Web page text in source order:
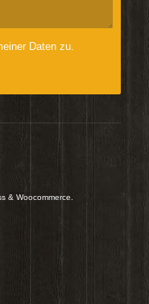
Daten zu.
& Woocommerce.